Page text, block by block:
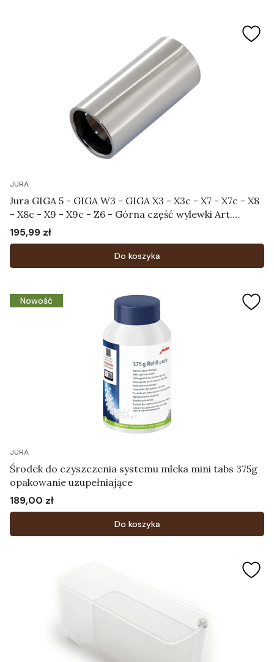
JURA
Jura GIGA 5 - GIGA W3 - GIGA X3 - X3c - X7 - X7c - X8
- X8c - X9 - X9c - Z6 - Górna część wylewki Art.
69909
Cena
195,99 zł
Do koszyka
Nowość
JURA
Środek do czyszczenia systemu mleka mini tabs 375g
opakowanie uzupełniające
Cena
189,00 zł
Do koszyka